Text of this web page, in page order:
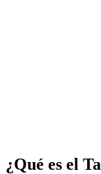
¿Qué es el